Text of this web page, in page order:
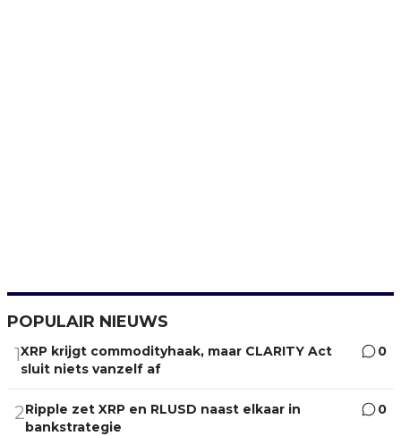
POPULAIR NIEUWS
1XRP krijgt commodityhaak, maar CLARITY Act
sluit niets vanzelf af
0
2Ripple zet XRP en RLUSD naast elkaar in
bankstrategie
0